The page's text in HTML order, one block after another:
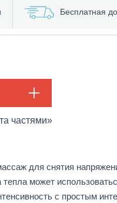
Бесплатная
частями»
для снятия
тепла может
с простым